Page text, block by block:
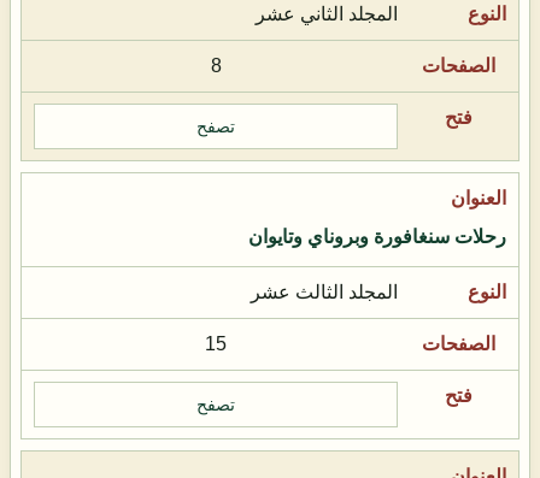
المجلد الثاني عشر
8
تصفح
رحلات سنغافورة وبروناي وتايوان
المجلد الثالث عشر
15
تصفح